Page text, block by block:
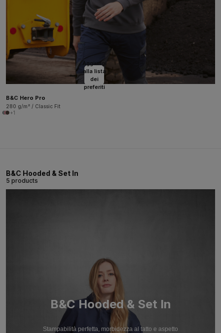
Aggiungi
alla lista
dei
preferiti
B&C Hero Pro
280 g/m² / Classic Fit
+1
B&C Hooded & Set In
5 products
B&C Hooded & Set In
Stampabilità perfetta, morbidezza al tatto e aspetto